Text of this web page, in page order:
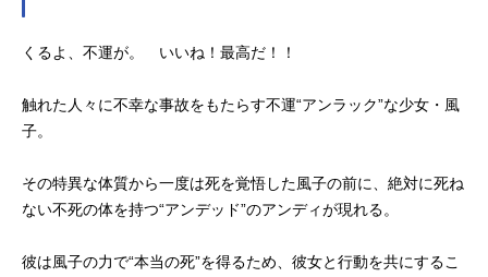
くるよ、不運が。 いいね！最高だ！！
触れた人々に不幸な事故をもたらす不運“アンラック”な少女・風
子。
その特異な体質から一度は死を覚悟した風子の前に、絶対に死ね
ない不死の体を持つ“アンデッド”のアンディが現れる。
彼は風子の力で“本当の死”を得るため、彼女と行動を共にするこ